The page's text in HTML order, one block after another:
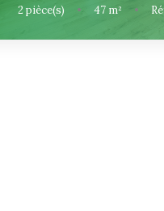
NOUS
2 pièce(s) • 47m² •